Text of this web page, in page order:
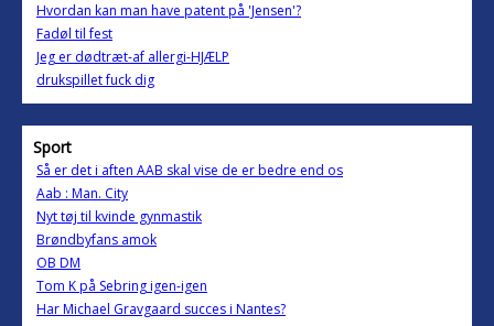
Hvordan kan man have patent på 'Jensen'?
Fadøl til fest
Jeg er dødtræt-af allergi-HJÆLP
drukspillet fuck dig
Sport
Så er det i aften AAB skal vise de er bedre end os
Aab : Man. City
Nyt tøj til kvinde gynmastik
Brøndbyfans amok
OB DM
Tom K på Sebring igen-igen
Har Michael Gravgaard succes i Nantes?